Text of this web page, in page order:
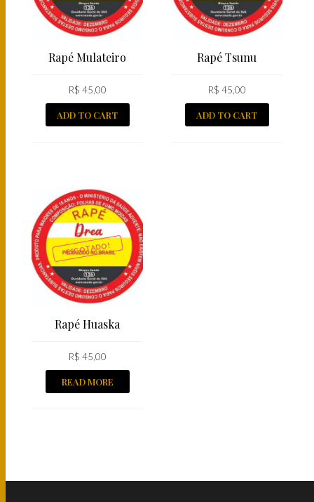
Rapé Mulateiro
R$ 45,00
ADD TO CART
Rapé Tsunu
R$ 45,00
ADD TO CART
ESGOTADO!
Rapé Huaska
R$ 45,00
READ MORE